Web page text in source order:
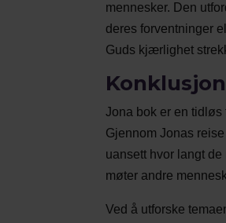
mennesker. Den
deres forventninger
Guds kjærlighet
Jona bok er en
Gjennom Jonas
uansett hvor langt
møter andre
Ved å utforske